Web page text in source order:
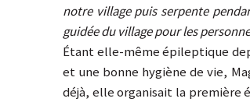
notre village puis serpente
guidée du village pour les
Étant elle-même épileptique
et une bonne hygiène de vie,
déjà, elle organisait la première